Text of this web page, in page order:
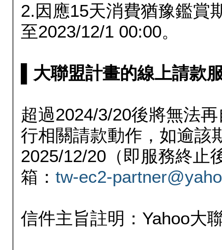
2.因應15天消費猶豫鑑賞
至2023/12/1 00:00。
▌大聯盟計畫的線上請款
超過2024/3/20後將無法
行相關請款動作，如逾該
2025/12/20（即服務終止
箱： tw-ec2-
信件主旨註明：Yahoo大